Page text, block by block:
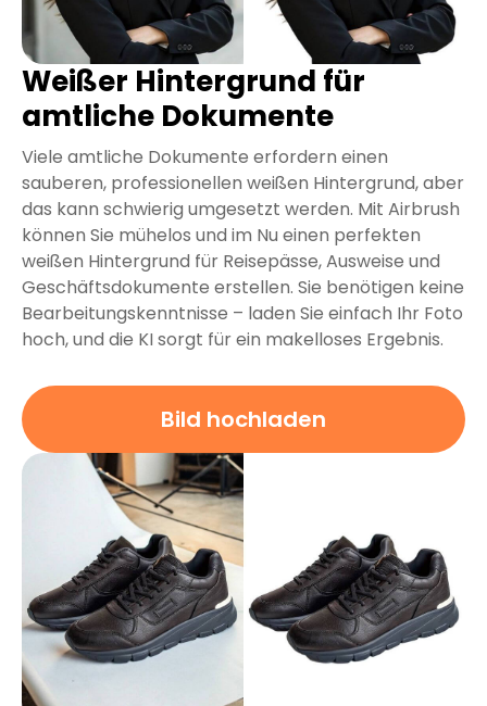
Weißer Hintergrund für
amtliche Dokumente
Viele amtliche Dokumente erfordern einen
sauberen, professionellen weißen Hintergrund, aber
das kann schwierig umgesetzt werden. Mit Airbrush
können Sie mühelos und im Nu einen perfekten
weißen Hintergrund für Reisepässe, Ausweise und
Geschäftsdokumente erstellen. Sie benötigen keine
Bearbeitungskenntnisse – laden Sie einfach Ihr Foto
hoch, und die KI sorgt für ein makelloses Ergebnis.
Bild hochladen